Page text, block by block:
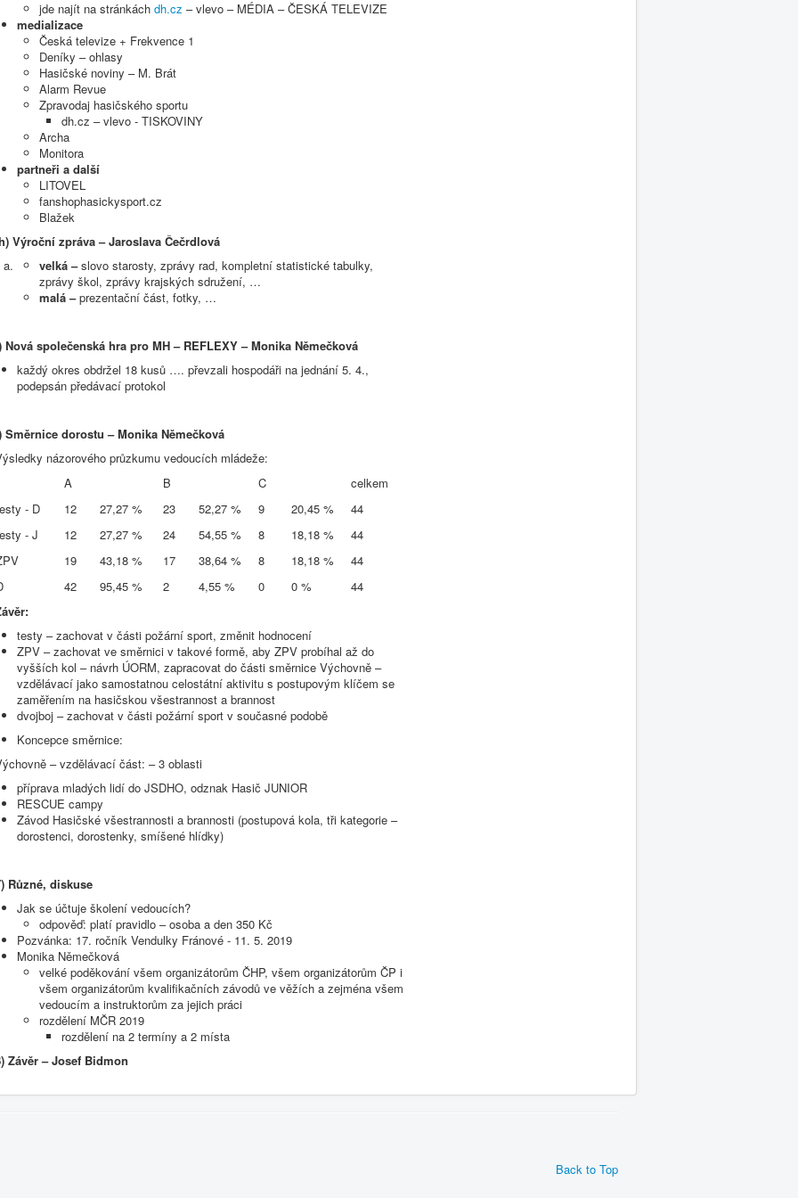
jde najít na stránkách dh.cz – vlevo – MÉDIA – ČESKÁ TELEVIZE
medializace
Česká televize + Frekvence 1
Deníky – ohlasy
Hasičské noviny – M. Brát
Alarm Revue
Zpravodaj hasičského sportu
dh.cz – vlevo - TISKOVINY
Archa
Monitora
partneři a další
LITOVEL
fanshophasickysport.cz
Blažek
Výroční zpráva – Jaroslava Čečrdlová
velká –slovo starosty, zprávy rad, kompletní statistické tabulky,
zprávy škol, zprávy krajských sdružení, …
malá –prezentační část, fotky, …
Nová společenská hra pro MH – REFLEXY – Monika Němečková
každý okres obdržel 18 kusů …. převzali hospodáři na jednání 5. 4.,
podepsán předávací protokol
Směrnice dorostu – Monika Němečková
názorového průzkumu vedoucích mládeže:
A
B C
celkem
- D
12 27,27 % 23 52,27 % 9 20,45 %
44
- J
12 27,27 % 24 54,55 % 8 18,18 %
44
19 43,18 % 17 38,64 % 8 18,18 %
44
42 95,45 % 2 4,55 % 0 0 %
44
testy – zachovat v části požární sport, změnit hodnocení
ZPV – zachovat ve směrnici v takové formě, aby ZPV probíhal až do
vyšších kol – návrh ÚORM, zapracovat do části směrnice Výchovně –
vzdělávací jako samostatnou celostátní aktivitu s postupovým klíčem se
zaměřením na hasičskou všestrannost a brannost
dvojboj – zachovat v části požární sport v současné podobě
Koncepce směrnice:
– vzdělávací část: – 3 oblasti
příprava mladých lidí do JSDHO, odznak Hasič JUNIOR
RESCUE campy
Závod Hasičské všestrannosti a brannosti (postupová kola, tři kategorie –
dorostenci, dorostenky, smíšené hlídky)
Různé, diskuse
Jak se účtuje školení vedoucích?
odpověď: platí pravidlo – osoba a den 350 Kč
Pozvánka: 17. ročník Vendulky Fránové - 11. 5. 2019
Monika Němečková
velké poděkování všem organizátorům ČHP, všem organizátorům ČP i
všem organizátorům kvalifikačních závodů ve věžích a zejména všem
vedoucím a instruktorům za jejich práci
rozdělení MČR 2019
rozdělení na 2 termíny a 2 místa
Závěr – Josef Bidmon
Back to Top